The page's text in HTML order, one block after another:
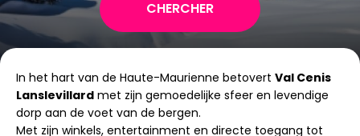
SUN MON TUE WED THU FRI SAT
1 2
In het hart van de Haute-Maurienne betovert Val Cenis
Lanslevillard met zijn gemoedelijke sfeer en levendige
dorp aan de voet van de bergen.
Met zijn winkels, entertainment en directe toegang tot